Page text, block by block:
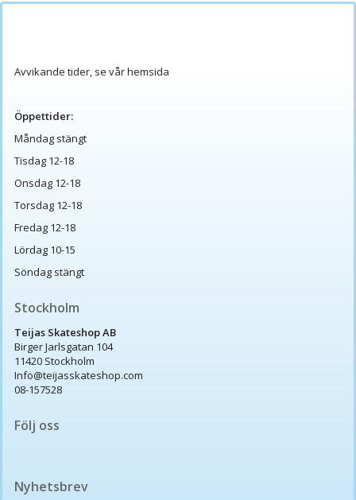
Avvikande tider, se vår hemsida
Öppettider:
Måndag stängt
Tisdag 12-18
Onsdag 12-18
Torsdag 12-18
Fredag 12-18
Lördag 10-15
Söndag stängt
Stockholm
Teijas Skateshop AB
Birger Jarlsgatan 104
11420 Stockholm
Info@teijasskateshop.com
08-157528
Följ oss
Nyhetsbrev